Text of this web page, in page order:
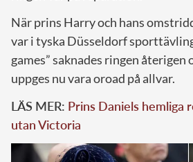
När prins Harry och hans
var i tyska Düsseldorf
games” saknades ringen
uppges nu vara oroad på allvar.
LÄS MER: Prins Daniels hemliga
utan Victoria